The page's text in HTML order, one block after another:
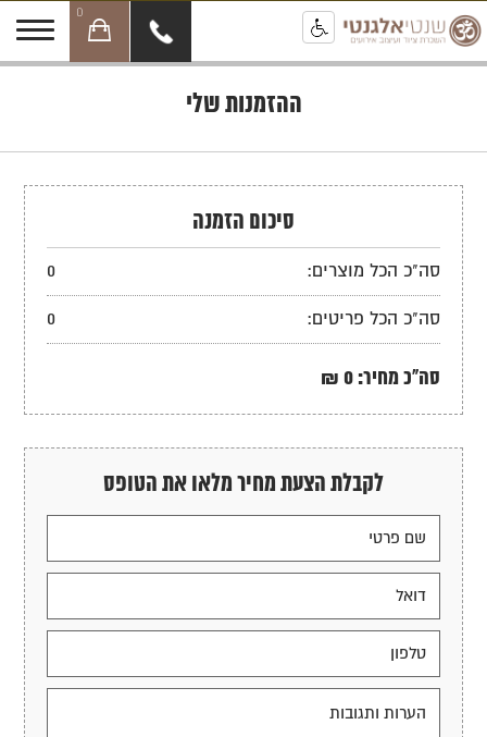
0
ההזמנות שלי
סיכום הזמנה
סה"כ הכל מוצרים: 0
סה"כ הכל פריטים: 0
סה"כ מחיר:0
₪
לקבלת הצעת מחיר מלאו את הטופס